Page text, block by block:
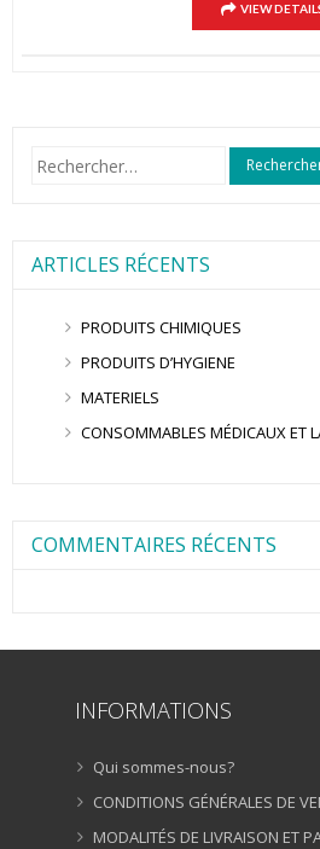
VIEW
Rechercher :
ARTICLES RÉCENTS
PRODUITS CHIMIQUES
PRODUITS D’HYGIENE
MATERIELS
CONSOMMABLES MÉDICAUX ET
COMMENTAIRES RÉCENTS
INFORMATIONS
Qui sommes-nous?
CONDITIONS GÉNÉRALES DE
MODALITÉS DE LIVRAISON ET